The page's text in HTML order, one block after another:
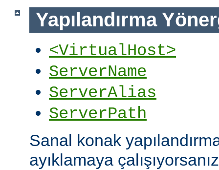
Yapılandırma
<VirtualHost>
ServerName
ServerAlias
ServerPath
Sanal konak
ayıklamaya